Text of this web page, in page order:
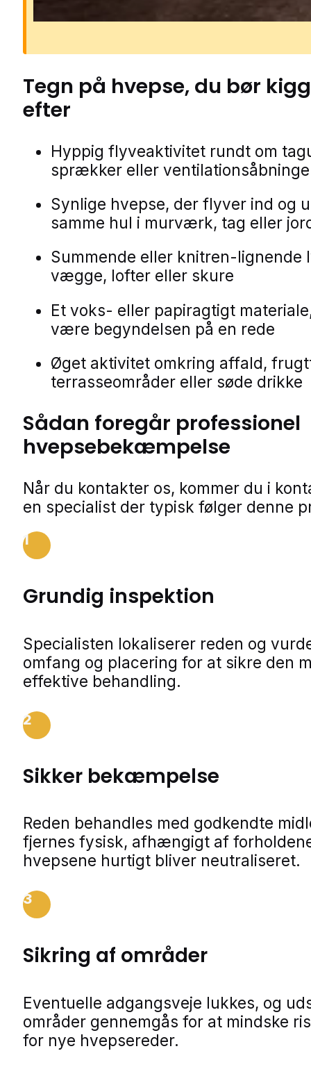
Tegn på hvepse, du bør
efter
Hyppig flyveaktivitet rundt om
sprækker eller
Synlige hvepse, der flyver ind og
samme hul i murværk, tag eller
Summende eller knitren-lignende
vægge, lofter eller skure
Et voks- eller papiragtigt
være begyndelsen på en rede
Øget aktivitet omkring affald,
terrasseområder eller søde drikke
Sådan foregår professionel
hvepsebekæmpelse
Når du kontakter os, kommer du i
en specialist der typisk følger denne
1
Grundig inspektion
Specialisten lokaliserer reden og
omfang og placering for at sikre den
effektive behandling.
2
Sikker bekæmpelse
Reden behandles med godkendte
fjernes fysisk, afhængigt af
hvepsene hurtigt bliver neutraliseret.
3
Sikring af områder
Eventuelle adgangsveje lukkes, og
områder gennemgås for at mindske
for nye hvepsereder.